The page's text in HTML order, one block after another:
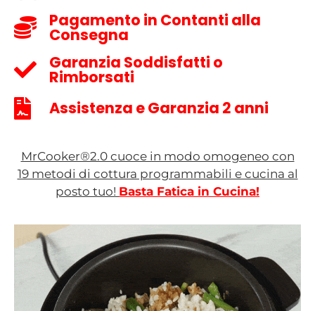
Pagamento in Contanti alla
Consegna
Garanzia Soddisfatti o
Rimborsati
Assistenza e Garanzia 2 anni
MrCooker®2.0 cuoce in modo omogeneo con
19 metodi di cottura programmabili e cucina al
posto tuo! Basta Fatica in Cucina!